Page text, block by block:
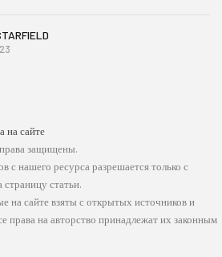
на сайте
защищены.
с нашего ресурса разрешается только с
статьи.
на сайте взяты с открытых источников и
права на авторство принадлежат их законным